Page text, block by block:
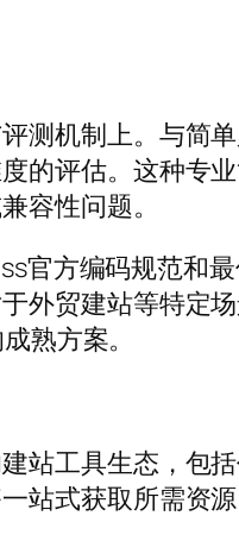
测机制上。与简
的评估。这种专
容性问题。
官方编码规范和
外贸建站等特定
熟方案。
站工具生态，包
站式获取所需资源